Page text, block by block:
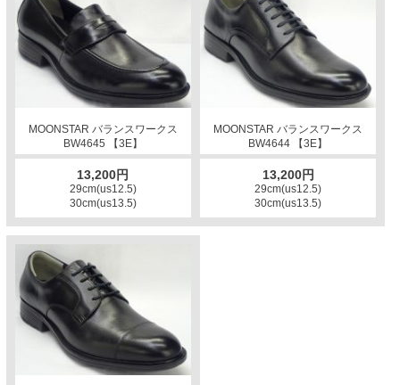
MOONSTAR バランスワークス
BW4645 【3E】
13,200円
29cm(us12.5)
30cm(us13.5)
MOONSTAR バランスワークス
BW4644 【3E】
13,200円
29cm(us12.5)
30cm(us13.5)